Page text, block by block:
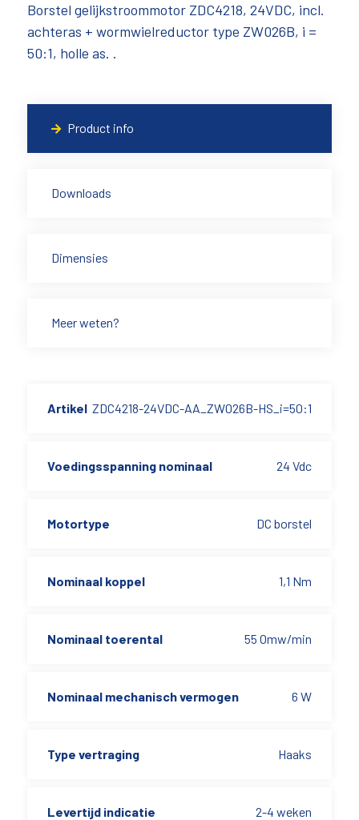
Borstel gelijkstroommotor ZDC4218, 24VDC, incl.
achteras + wormwielreductor type ZW026B, i =
50:1, holle as. .
Product info
Downloads
Dimensies
Meer weten?
Artikel ZDC4218-24VDC-AA_ZW026B-HS_i=50:1
Voedingsspanning nominaal 24 Vdc
Motortype DC borstel
Nominaal koppel 1,1 Nm
Nominaal toerental 55 Omw/min
Nominaal mechanisch vermogen 6 W
Type vertraging Haaks
Levertijd indicatie 2-4 weken